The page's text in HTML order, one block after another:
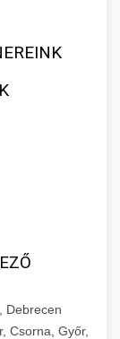
Debrecen
Csorna, Győr,